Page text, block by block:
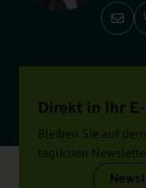
Direkt in Ihr
Bleiben Sie auf
täglichen